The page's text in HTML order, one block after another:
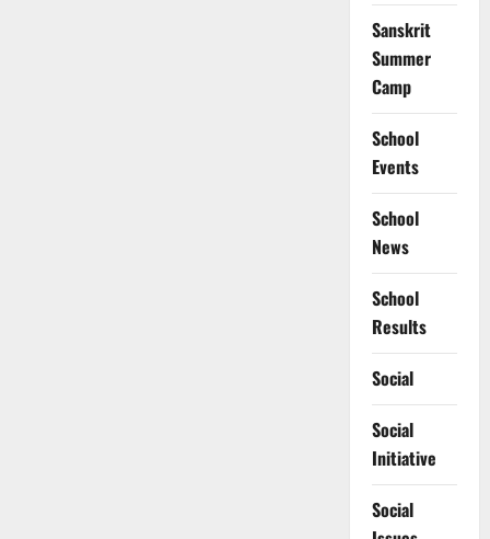
Sanskrit
Summer
Camp
School
Events
School
News
School
Results
Social
Social
Initiative
Social